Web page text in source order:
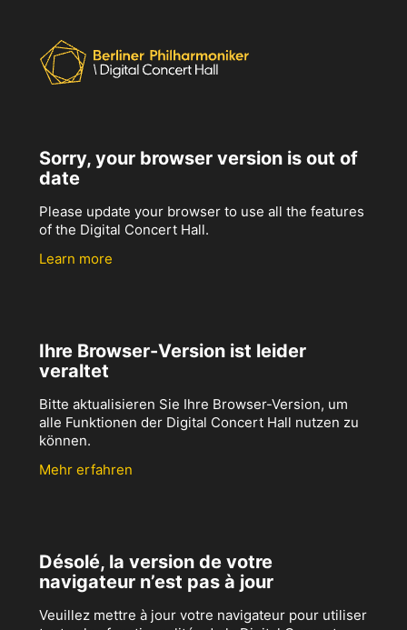
Sorry, your browser version is out of
date
Please update your browser to use all the features
of the Digital Concert Hall.
Learn more
Ihre Browser-Version ist leider
veraltet
Bitte aktualisieren Sie Ihre Browser-Version, um
alle Funktionen der Digital Concert Hall nutzen zu
können.
Mehr erfahren
Désolé, la version de votre
navigateur n’est pas à jour
Veuillez mettre à jour votre navigateur pour utiliser